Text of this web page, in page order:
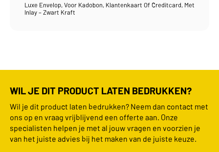
Luxe Envelop, Voor Kadobon, Klantenkaart Of Creditcard, Met
Inlay – Zwart Kraft
WIL JE DIT PRODUCT LATEN BEDRUKKEN?
Wil je dit product laten bedrukken? Neem dan contact met
ons op en vraag vrijblijvend een offerte aan. Onze
specialisten helpen je met al jouw vragen en voorzien je
van het juiste advies bij het maken van de juiste keuze.